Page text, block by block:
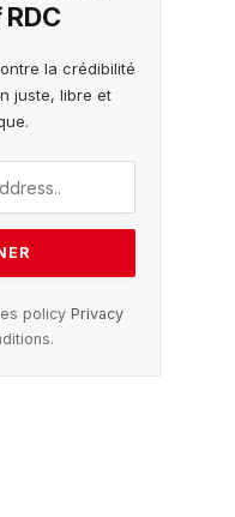
la crédibilité
juste, libre et
policy Privacy